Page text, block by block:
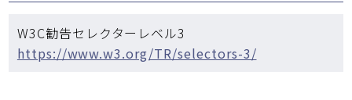
W3C勧告セレクターレベル3
https://www.w3.org/TR/selectors-3/